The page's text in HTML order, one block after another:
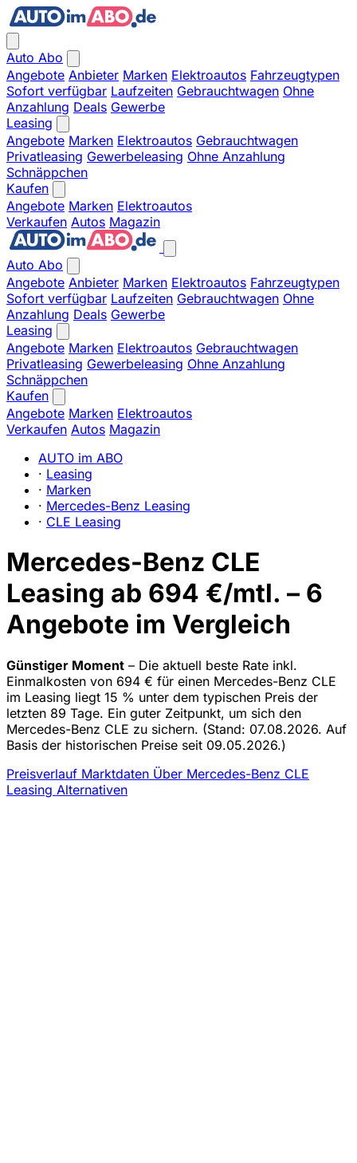
Auto Abo
Angebote Anbieter Marken Elektroautos Fahrzeugtypen
Sofort verfügbar Laufzeiten Gebrauchtwagen Ohne
Anzahlung Deals Gewerbe
Leasing
Angebote Marken Elektroautos Gebrauchtwagen
Privatleasing Gewerbeleasing Ohne Anzahlung
Schnäppchen
Kaufen
Angebote Marken Elektroautos
Verkaufen Autos Magazin
Auto Abo
Angebote Anbieter Marken Elektroautos Fahrzeugtypen
Sofort verfügbar Laufzeiten Gebrauchtwagen Ohne
Anzahlung Deals Gewerbe
Leasing
Angebote Marken Elektroautos Gebrauchtwagen
Privatleasing Gewerbeleasing Ohne Anzahlung
Schnäppchen
Kaufen
Angebote Marken Elektroautos
Verkaufen Autos Magazin
AUTO im ABO
· Leasing
· Marken
· Mercedes-Benz Leasing
· CLE Leasing
Mercedes-Benz CLE
Leasing ab 694 €/mtl. – 6
Angebote im Vergleich
Günstiger Moment – Die aktuell beste Rate inkl.
Einmalkosten von 694 € für einen Mercedes-Benz CLE
im Leasing liegt 15 % unter dem typischen Preis der
letzten 89 Tage. Ein guter Zeitpunkt, um sich den
Mercedes-Benz CLE zu sichern. (Stand: 07.08.2026. Auf
Basis der historischen Preise seit 09.05.2026.)
Preisverlauf Marktdaten Über Mercedes-Benz CLE
Leasing Alternativen